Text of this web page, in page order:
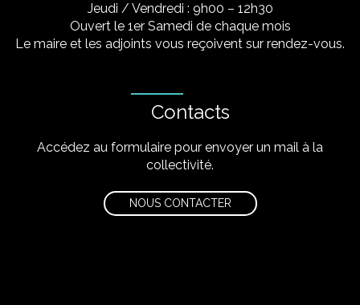
Jeudi / Vendredi : 9h00 – 12h30
Ouvert le 1er Samedi de chaque mois
Le maire et les adjoints vous reçoivent sur rendez-vous.
Contacts
Accédez au formulaire pour envoyer un mail à la
collectivité.
NOUS CONTACTER